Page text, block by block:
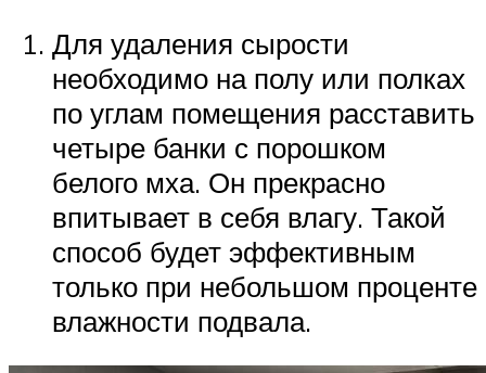
Для удаления сырости
необходимо на полу или полках
по углам помещения расставить
четыре банки с порошком
белого мха. Он прекрасно
впитывает в себя влагу. Такой
способ будет эффективным
только при небольшом проценте
влажности подвала.